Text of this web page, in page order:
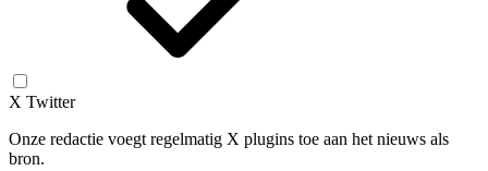
X Twitter
Onze redactie voegt regelmatig X plugins toe aan het nieuws als
bron.